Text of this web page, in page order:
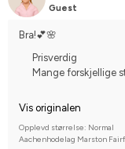
Guest
Bra!💕🌸
Prisverdig
Mange forskjellige
Vis originalen
Opplevd størrelse: Normal
Aachenhodelag Marston